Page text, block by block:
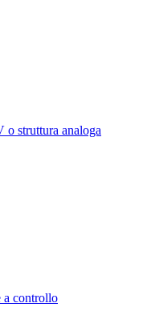
o struttura analoga
a controllo